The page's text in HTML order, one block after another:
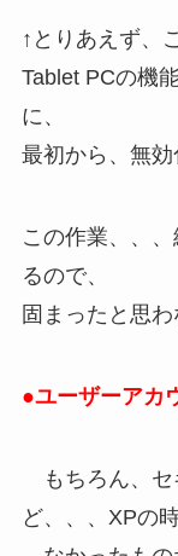
↑とりあえず、
Tablet PCの機
に、
最初から、無効
この作業、、
るので、
固まったと思わ
●ユーザーアカ
もちろん、セ
ど、、、XPの